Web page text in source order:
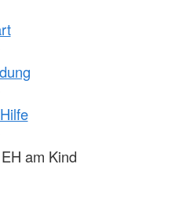
am Kind